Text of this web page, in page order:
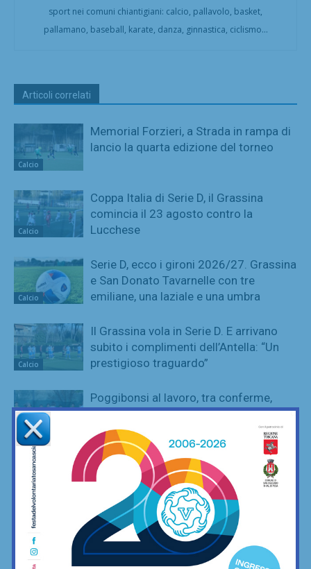
sport nei comuni chiantigiani: calcio, pallavolo, basket,
pallamano, baseball, karate, danza, ginnastica, ciclismo...
Articoli correlati
Calcio
Memorial Forzieri, a Strada in rampa di
lancio la quarta edizione del torneo
Calcio
Coppa Italia di Serie D, il Grassina
comincia il 23 agosto contro la
Lucchese
Calcio
Serie D, ecco i gironi 2026/27. Grassina
e San Donato Tavarnelle con tre
emiliane, una laziale e una umbra
Calcio
Il Grassina vola in Serie D. E arrivano
subito i complimenti dell’Antella: “Un
prestigioso traguardo”
Calcio
Poggibonsi al lavoro, tra conferme,
ritorni e volti nuovi
Calcio
Adesso è proprio ufficiale: il Grassina
giocherà in Serie D nella prossima
stagione
Calcio
Poggibonsi, il nuovo allenatore per
l’Eccellenza è Marco Guidi